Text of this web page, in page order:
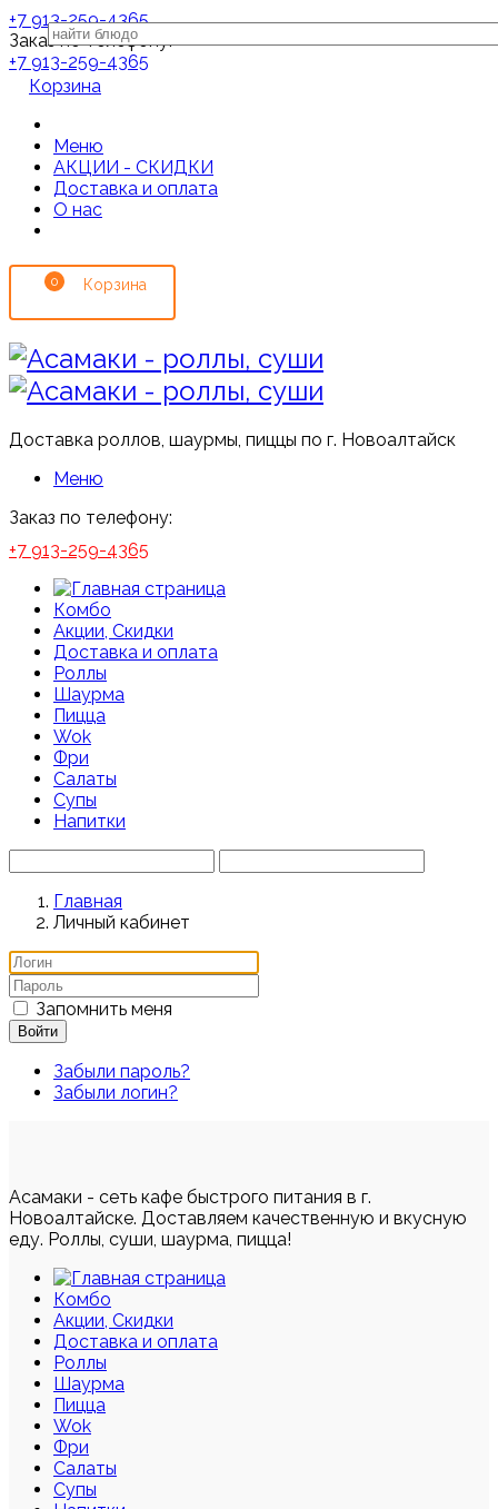
+7 913-259-4365
Заказ по телефону:
+7 913-259-4365
Корзина
Меню
АКЦИИ - СКИДКИ
Доставка и оплата
О нас
0
Доставка роллов, шаурмы, пиццы по г. Новоалтайск
Меню
Заказ по телефону:
+7 913-259-4365
Комбо
Акции, Скидки
Доставка и оплата
Роллы
Шаурма
Пицца
Wok
Фри
Салаты
Супы
Напитки
Главная
Личный кабинет
Запомнить меня
Войти
Забыли пароль?
Забыли логин?
Асамаки - сеть кафе быстрого питания в г.
Новоалтайске. Доставляем качественную и вкусную
еду. Роллы, суши, шаурма, пицца!
Комбо
Акции, Скидки
Доставка и оплата
Роллы
Шаурма
Пицца
Wok
Фри
Салаты
Супы